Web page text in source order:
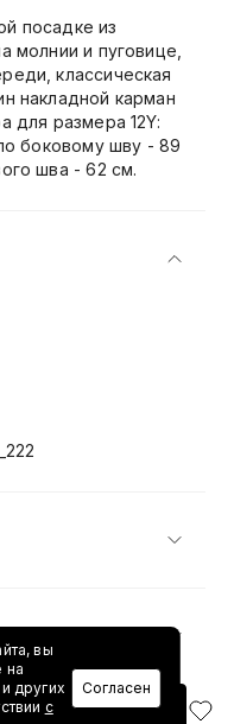
посадке из
молнии и пуговице,
классическая
накладной карман
для размера 12Y:
боковому шву - 89
шва - 62 см.
вы
на
других
с
Согласен